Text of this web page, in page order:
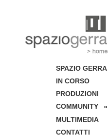
SPAZIO GERRA
IN CORSO
PRODUZIONI
COMMUNITY
»
MULTIMEDIA
CONTATTI